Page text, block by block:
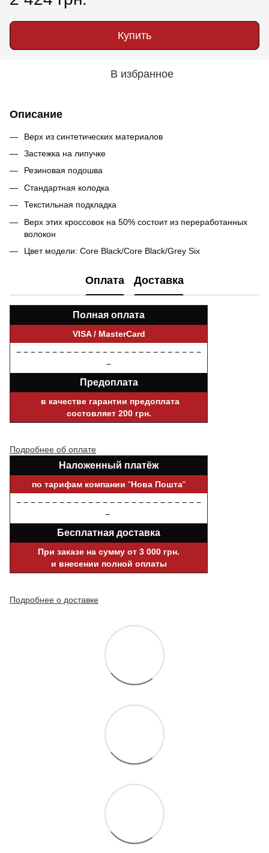
Купить
В избранное
Описание
Верх из синтетических материалов
Застежка на липучке
Резиновая подошва
Стандартная колодка
Текстильная подкладка
Верх этих кроссовок на 50% состоит из переработанных
волокон
Цвет модели: Core Black/Core Black/Grey Six
Оплата Доставка
Полная оплата
VISA / MasterCard
− − − − − − − − − − − − − − − − − − − − − − − − − −
−
Предоплата
в качестве гарантии предоплата
состовляет 200 грн.
Подробнее об оплате
Наложенный платёж
по тарифам компании "Нова Пошта"
− − − − − − − − − − − − − − − − − − − − − − − − − −
−
Бесплатная доставка
При заказе на сумму от 3 000 грн.
и внесении полной оплаты
Подробнее о доставке